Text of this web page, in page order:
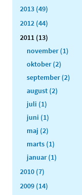
2013 (49)
2012 (44)
2011 (13)
november (1)
oktober (2)
september (2)
august (2)
juli (1)
juni (1)
maj (2)
marts (1)
januar (1)
2010 (7)
2009 (14)